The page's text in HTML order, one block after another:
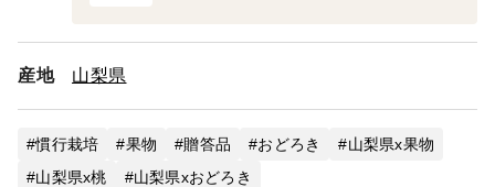
産地 山梨県
慣行栽培 果物 贈答品 おどろき
山梨県x果物
山梨県x桃
山梨県xおどろき